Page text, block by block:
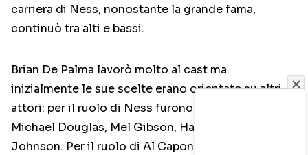
carriera di Ness, nonostante la grande fama,
continuò tra alti e bassi.
Brian De Palma lavorò molto al cast ma
inizialmente le sue scelte erano orientate su altri
attori: per il ruolo di Ness furono infatti considerati
Michael Douglas, Mel Gibson, Harrison Ford e Don
Johnson. Per il ruolo di Al Capone, invece, il